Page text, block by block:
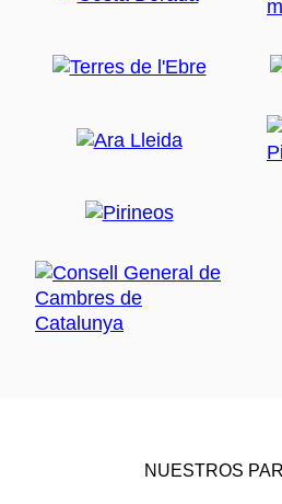
NUESTROS